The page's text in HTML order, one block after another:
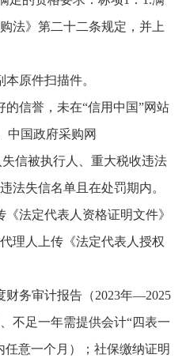
法》第二十二条规定，并上
原件扫描件。
信誉，未在“信用中国”网站
中国政府采购网
失信被执行人、重大税收违法
法失信名单且在处罚期内。
法定代表人资格证明文件》
理人上传《法定代表人授权
务审计报告（2023年—2025
不足一年需提供会计“四表一
意一个月）；社保缴纳证明